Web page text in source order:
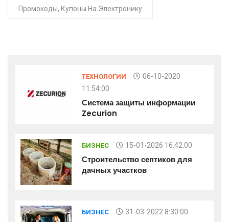
Промокоды, Купоны На Электронику
ТЕХНОЛОГИИ
06-10-2020
11:54:00
Система защиты информации
Zecurion
БИЗНЕС 15-01-2026 16:42:00
Строительство септиков для
дачных участков
БИЗНЕС 31-03-2022 8:30:00